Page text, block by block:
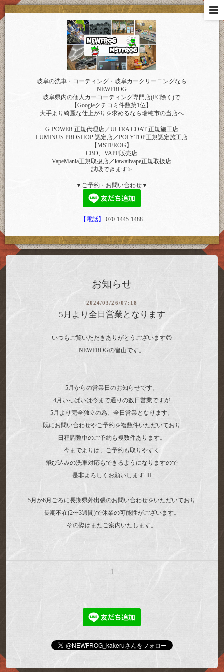
岐阜の洗車・コーティング・岐阜カークリーニングなら
NEWFROG
岐阜県内の個人カーコーティング専門店(FC除く)で
【Googleクチコミ件数第1位】
大手より綺麗な仕上がりを求めるなら瑞穂市の当店へ
G-POWER 正規代理店／ULTRA COAT 正規施工店
LUMINUS PROSHOP 認定店／POLYTOP正規認定施工店
【MSTFROG】
CBD、VAPE販売店
VapeMania正規取扱店／kawaiivape正規取扱店
試吸できます✨
▼ご予約・お問い合わせ▼
【電話】070-1445-1488
お知らせ
2024/03/26/07:18
5月より全日営業となります
いつもご覧いただきありがとうございます😊
NEWFROGの畠山です。
5月からの営業日のお知らせです。
4月いっぱいは今まで通りの数日営業ですが
5月より完全独立の為、全日営業となります。
既にお問い合わせやご予約を複数件いただいており
日程調整中のご予約も複数件あります。
今までよりは、ご予約も取りやすく
飛び込みの洗車対応もできるようになりますので
是非よろしくお願いします🙇‍♂️
5月か6月ごろに長期県外出張のお問い合わせをいただいており
長期不在(2〜3週間)で休業の可能性がございます。
その際はまたご案内いたします。
1